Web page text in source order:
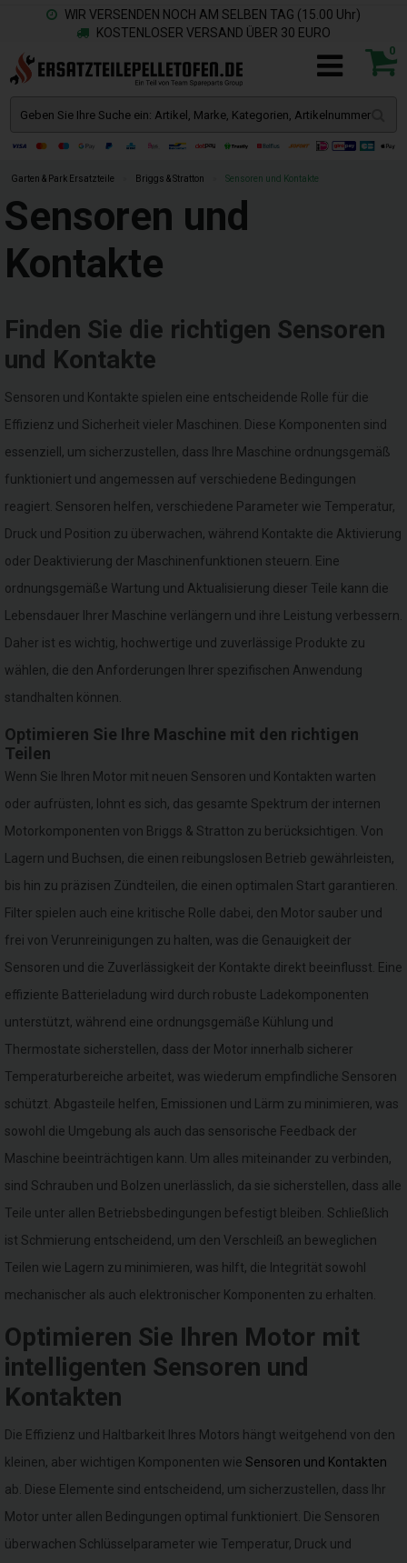
WIR VERSENDEN NOCH AM SELBEN TAG (15.00 Uhr)
KOSTENLOSER VERSAND ÜBER 30 EURO
0
Garten & Park Ersatzteile Briggs & Stratton Sensoren und Kontakte
Sensoren und
Kontakte
Finden Sie die richtigen Sensoren
und Kontakte
Sensoren und Kontakte spielen eine entscheidende Rolle für die
Effizienz und Sicherheit vieler Maschinen. Diese Komponenten sind
essenziell, um sicherzustellen, dass Ihre Maschine ordnungsgemäß
funktioniert und angemessen auf verschiedene Bedingungen
reagiert. Sensoren helfen, verschiedene Parameter wie Temperatur,
Druck und Position zu überwachen, während Kontakte die Aktivierung
oder Deaktivierung der Maschinenfunktionen steuern. Eine
ordnungsgemäße Wartung und Aktualisierung dieser Teile kann die
Lebensdauer Ihrer Maschine verlängern und ihre Leistung verbessern.
Daher ist es wichtig, hochwertige und zuverlässige Produkte zu
wählen, die den Anforderungen Ihrer spezifischen Anwendung
standhalten können.
Optimieren Sie Ihre Maschine mit den richtigen
Teilen
Wenn Sie Ihren Motor mit neuen Sensoren und Kontakten warten
oder aufrüsten, lohnt es sich, das gesamte Spektrum der internen
Motorkomponenten von Briggs & Stratton zu berücksichtigen. Von
Lagern und Buchsen, die einen reibungslosen Betrieb gewährleisten,
bis hin zu präzisen Zündteilen, die einen optimalen Start garantieren.
Filter spielen auch eine kritische Rolle dabei, den Motor sauber und
frei von Verunreinigungen zu halten, was die Genauigkeit der
Sensoren und die Zuverlässigkeit der Kontakte direkt beeinflusst. Eine
effiziente Batterieladung wird durch robuste Ladekomponenten
unterstützt, während eine ordnungsgemäße Kühlung und
Thermostate sicherstellen, dass der Motor innerhalb sicherer
Temperaturbereiche arbeitet, was wiederum empfindliche Sensoren
schützt. Abgasteile helfen, Emissionen und Lärm zu minimieren, was
sowohl die Umgebung als auch das sensorische Feedback der
Maschine beeinträchtigen kann. Um alles miteinander zu verbinden,
sind Schrauben und Bolzen unerlässlich, da sie sicherstellen, dass alle
Teile unter allen Betriebsbedingungen befestigt bleiben. Schließlich
ist Schmierung entscheidend, um den Verschleiß an beweglichen
Teilen wie Lagern zu minimieren, was hilft, die Integrität sowohl
mechanischer als auch elektronischer Komponenten zu erhalten.
Optimieren Sie Ihren Motor mit
intelligenten Sensoren und
Kontakten
Die Effizienz und Haltbarkeit Ihres Motors hängt weitgehend von den
kleinen, aber wichtigen Komponenten wie Sensoren und Kontakten
ab. Diese Elemente sind entscheidend, um sicherzustellen, dass Ihr
Motor unter allen Bedingungen optimal funktioniert. Die Sensoren
überwachen Schlüsselparameter wie Temperatur, Druck und